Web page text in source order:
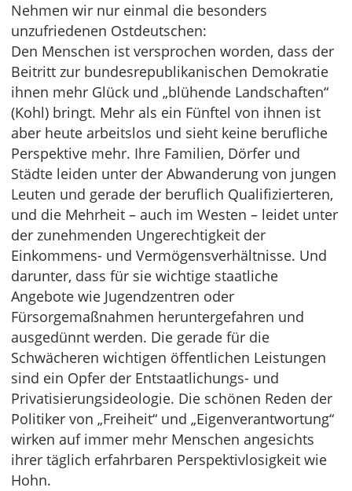
Nehmen wir nur einmal die besonders
unzufriedenen Ostdeutschen:
Den Menschen ist versprochen worden, dass der
Beitritt zur bundesrepublikanischen Demokratie
ihnen mehr Glück und „blühende Landschaften“
(Kohl) bringt. Mehr als ein Fünftel von ihnen ist
aber heute arbeitslos und sieht keine berufliche
Perspektive mehr. Ihre Familien, Dörfer und
Städte leiden unter der Abwanderung von jungen
Leuten und gerade der beruflich Qualifizierteren,
und die Mehrheit – auch im Westen – leidet unter
der zunehmenden Ungerechtigkeit der
Einkommens- und Vermögensverhältnisse. Und
darunter, dass für sie wichtige staatliche
Angebote wie Jugendzentren oder
Fürsorgemaßnahmen heruntergefahren und
ausgedünnt werden. Die gerade für die
Schwächeren wichtigen öffentlichen Leistungen
sind ein Opfer der Entstaatlichungs- und
Privatisierungsideologie. Die schönen Reden der
Politiker von „Freiheit“ und „Eigenverantwortung“
wirken auf immer mehr Menschen angesichts
ihrer täglich erfahrbaren Perspektivlosigkeit wie
Hohn.